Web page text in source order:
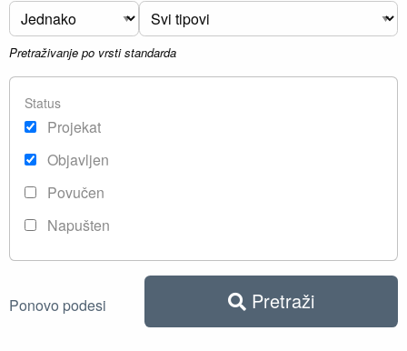
Pretraživanje po vrsti standarda
Status
Projekat
Objavljen
Povučen
Napušten
Ponovo podesi Pretraži